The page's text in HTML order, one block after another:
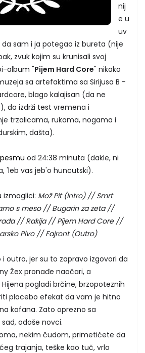
nij
e u
uv
sam i ja potegao iz bureta (nije
zvuk kojim su krunisali svoj
album "Pijem Hard Core" nikako
sa artefaktima sa Sirijusa B -
blago kalajisan (da ne
da izdrži test vremena i
trzalicama, rukama, nogama i
dašta).
od 24:38 minuta (dakle, ni
'leb vas jeb'o huncutski).
izmaglici: Mož Pit (Intro) // Smrt
s meso // Bugarin za zeta //
// Rakija // Pijem Hard Core //
Pivo // Fajront (Outro)
outro, jer su to zapravo izgovori da
Žex pronađe naočari, a
pogladi brčine, brzopoteznih
placebo efekat da vam je hitno
kafana. Zato oprezno sa
odoše novci.
nekim čudom, primetićete da
trajanja, teške kao tuč, vrlo